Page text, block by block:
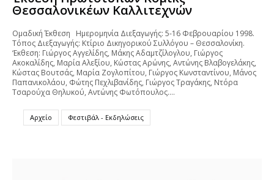
Θεσσαλονικέων Καλλιτεχνών
Ομαδική Έκθεση Ημερομηνία Διεξαγωγής: 5-16 Φεβρουαρίου 1998.
Τόπος Διεξαγωγής: Κτίριο Δικηγορικού Συλλόγου – Θεσσαλονίκη.
‘Εκθεση: Γιώργος Αγγελίδης, Μάκης Αδαμτζίλογλου, Γιώργος
Ακοκαλίδης, Μαρία Αλεξίου, Κώστας Αρώνης, Αντώνης Βλαβογελάκης,
Κώστας Βουτσάς, Μαρία Ζογλοπίτου, Γιώργος Κωνσταντίνου, Μάνος
Παπανικολάου, Φώτης Πεχλιβανίδης, Γιώργος Τραγάκης, Ντόρα
Τσαρούχα Θηλυκού, Αντώνης Φωτόπουλος.…
Αρχείο Φεστιβάλ - Εκδηλώσεις